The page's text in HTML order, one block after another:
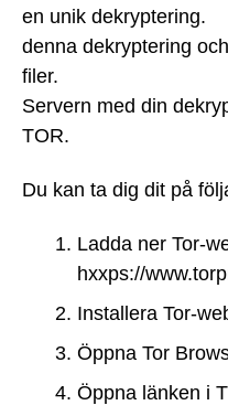
en unik dekryptering.
denna dekryptering
filer.
Servern med din
TOR.
Du kan ta dig dit på
Ladda ner Tor-
hxxps://
Installera Tor-
Öppna Tor
Öppna länken i